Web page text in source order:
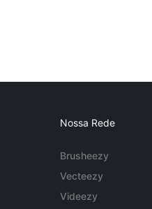
Nossa Rede
Brusheezy
Vecteezy
Videezy